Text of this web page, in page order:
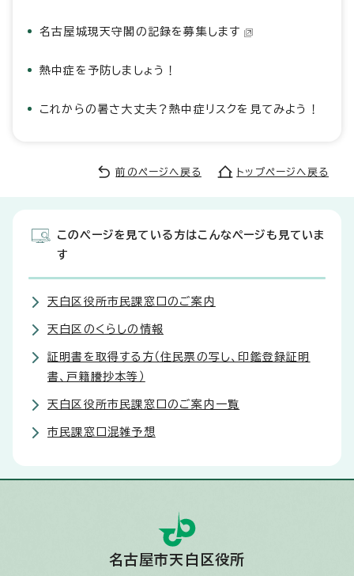
名古屋城現天守閣の記録を募集します
熱中症を予防しましょう！
これからの暑さ大丈夫？熱中症リスクを見てみよう！
前のページへ戻る トップページへ戻る
このページを見ている方はこんなページも見ていま
す
天白区役所市民課窓口のご案内
天白区のくらしの情報
証明書を取得する方（住民票の写し、印鑑登録証明
書、戸籍謄抄本等）
天白区役所市民課窓口のご案内一覧
市民課窓口混雑予想
名古屋市天白区役所